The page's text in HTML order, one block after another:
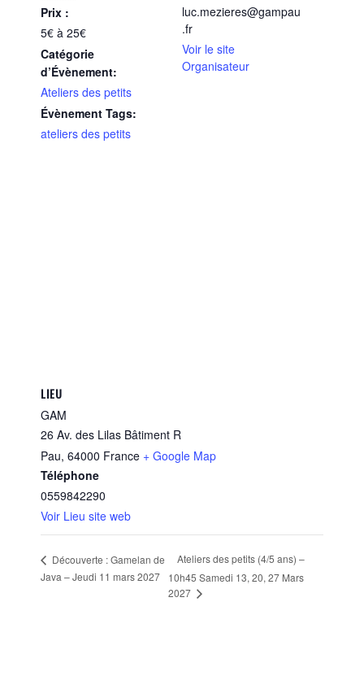
Prix :
5€ à 25€
Catégorie
d’Évènement:
Ateliers des petits
Évènement Tags:
ateliers des petits
luc.mezieres@gampau
.fr
Voir le site
Organisateur
LIEU
GAM
26 Av. des Lilas Bâtiment R
Pau, 64000 France + Google Map
Téléphone
0559842290
Voir Lieu site web
Découverte : Gamelan de
Java – Jeudi 11 mars 2027
Ateliers des petits (4/5 ans) –
10h45 Samedi 13, 20, 27 Mars
2027